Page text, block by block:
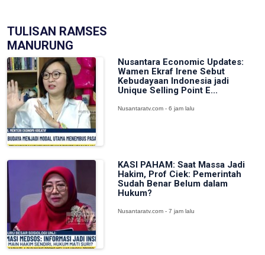
TULISAN RAMSES
MANURUNG
Nusantara Economic Updates:
Wamen Ekraf Irene Sebut
Kebudayaan Indonesia jadi
Unique Selling Point E...
Nusantaratv.com - 6 jam lalu
KASI PAHAM: Saat Massa Jadi
Hakim, Prof Ciek: Pemerintah
Sudah Benar Belum dalam
Hukum?
Nusantaratv.com - 7 jam lalu